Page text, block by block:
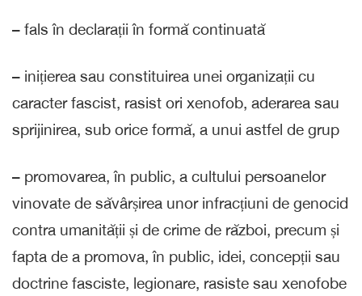
– fals în declarații în formă continuată
– inițierea sau constituirea unei organizații cu
caracter fascist, rasist ori xenofob, aderarea sau
sprijinirea, sub orice formă, a unui astfel de grup
– promovarea, în public, a cultului persoanelor
vinovate de săvârșirea unor infracțiuni de genocid
contra umanității și de crime de război, precum și
fapta de a promova, în public, idei, concepții sau
doctrine fasciste, legionare, rasiste sau xenofobe